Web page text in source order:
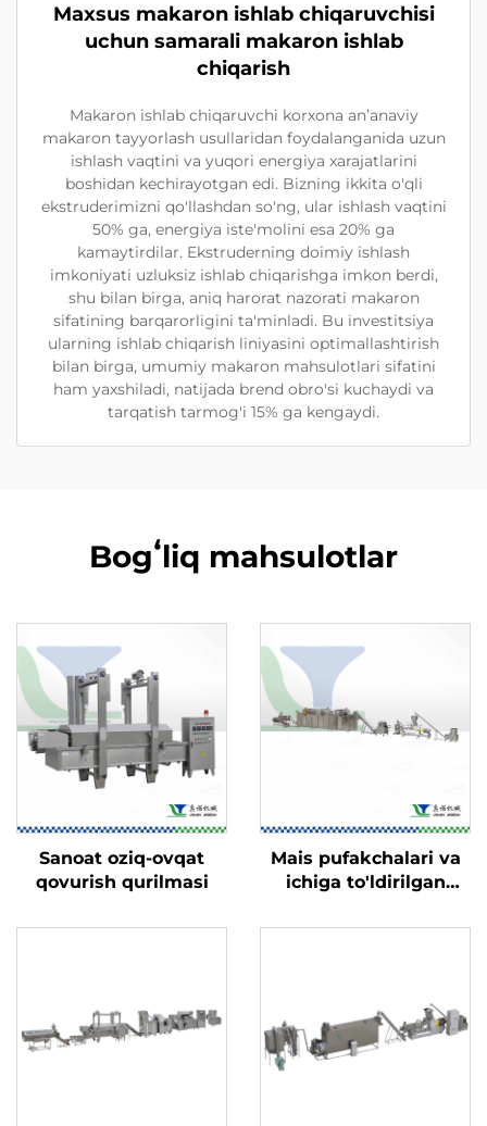
Maxsus makaron ishlab chiqaruvchisi
uchun samarali makaron ishlab
chiqarish
Makaron ishlab chiqaruvchi korxona anʼanaviy
makaron tayyorlash usullaridan foydalanganida uzun
ishlash vaqtini va yuqori energiya xarajatlarini
boshidan kechirayotgan edi. Bizning ikkita o'qli
ekstruderimizni qo'llashdan so'ng, ular ishlash vaqtini
50% ga, energiya iste'molini esa 20% ga
kamaytirdilar. Ekstruderning doimiy ishlash
imkoniyati uzluksiz ishlab chiqarishga imkon berdi,
shu bilan birga, aniq harorat nazorati makaron
sifatining barqarorligini ta'minladi. Bu investitsiya
ularning ishlab chiqarish liniyasini optimallashtirish
bilan birga, umumiy makaron mahsulotlari sifatini
ham yaxshiladi, natijada brend obro'si kuchaydi va
tarqatish tarmog'i 15% ga kengaydi.
Bogʻliq mahsulotlar
Sanoat oziq-ovqat
qovurish qurilmasi
Mais pufakchalari va
ichiga to'ldirilgan
chiqarish liniyasi